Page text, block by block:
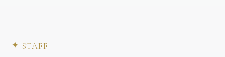
STAFF